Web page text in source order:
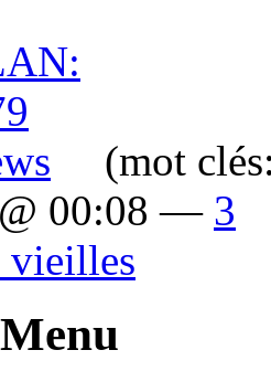
(mot
00:08 — 3
vieilles